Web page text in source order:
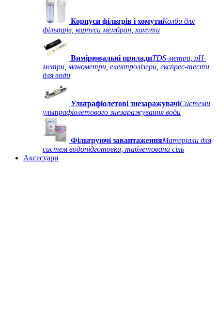
Корпуси фільтрів і хомутиКолби для
фільтрів, корпуси мембран, хомути
Вимірювальні приладиTDS-метри, рН-
метри, манометри, електролізери, експрес-тести
для води
Ультрафіолетові знезаражувачіСистеми
ультрафіолетового знезаражування води
Фільтруючі завантаженняМатеріали для
систем водопідготовки, таблетована сіль
Аксесуари